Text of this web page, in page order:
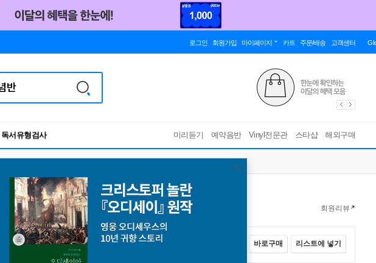
로그인 회원가입 마이페이지 카트 주문/배송 고객센터
독서유형검사
RBTI Lab
독서유형검사
미리듣기 예약음반 Vinyl전문관 스타샵 해외구매
회원리뷰
전체선택 바로구매 리스트에 넣기